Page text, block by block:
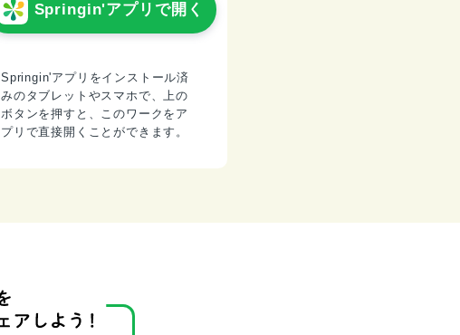
Springin'アプリで開く
Springin'アプリをインストール済
みのタブレットやスマホで、上の
ボタンを押すと、このワークをア
プリで直接開くことができます。